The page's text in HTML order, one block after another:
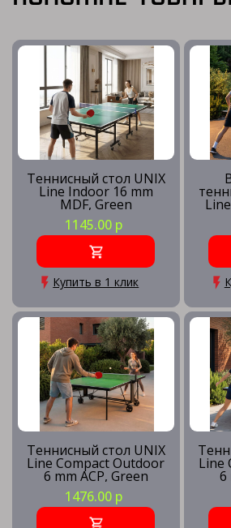
Теннисный стол UNIX
Line Indoor 16 mm
MDF, Green
1145.00 р
Купить в 1 клик
Теннисный стол UNIX
Line Compact Outdoor
6 mm ACP, Green
1476.00 р
Line
6